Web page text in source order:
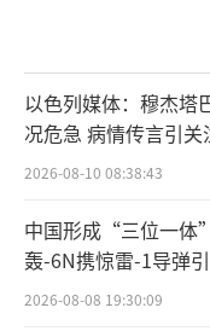
以色列媒体：穆杰塔
况危急 病情传言引关
2026-08-10 08:38:43
中国形成“三位一体
轰-6N携惊雷-1导弹
2026-08-08 19:30:09